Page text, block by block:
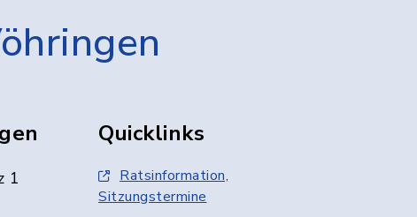
1
Quicklinks
Ratsinformation,
Sitzungstermine